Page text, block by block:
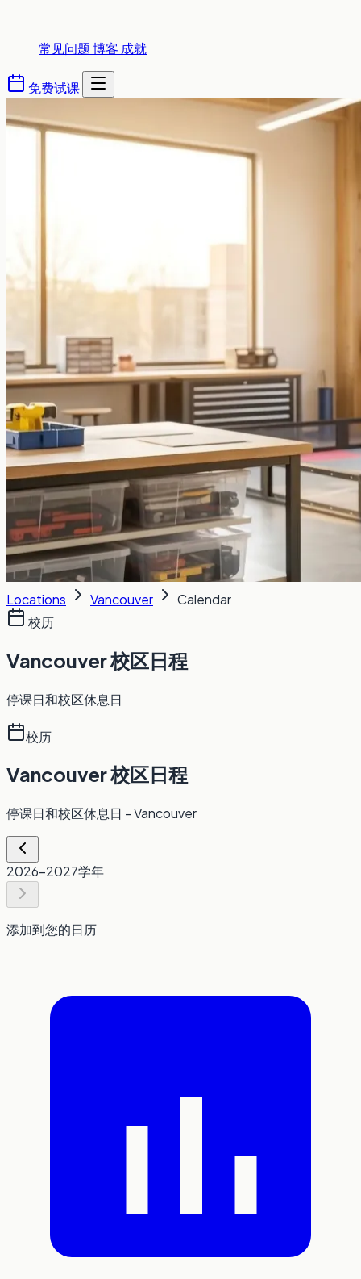
常见问题博客 成就
免费试课
Locations Vancouver
Calendar
校历
Vancouver 校区日程
停课日和校区休息日
校历
Vancouver 校区日程
停课日和校区休息日 - Vancouver
2026-2027学年
添加到您的日历